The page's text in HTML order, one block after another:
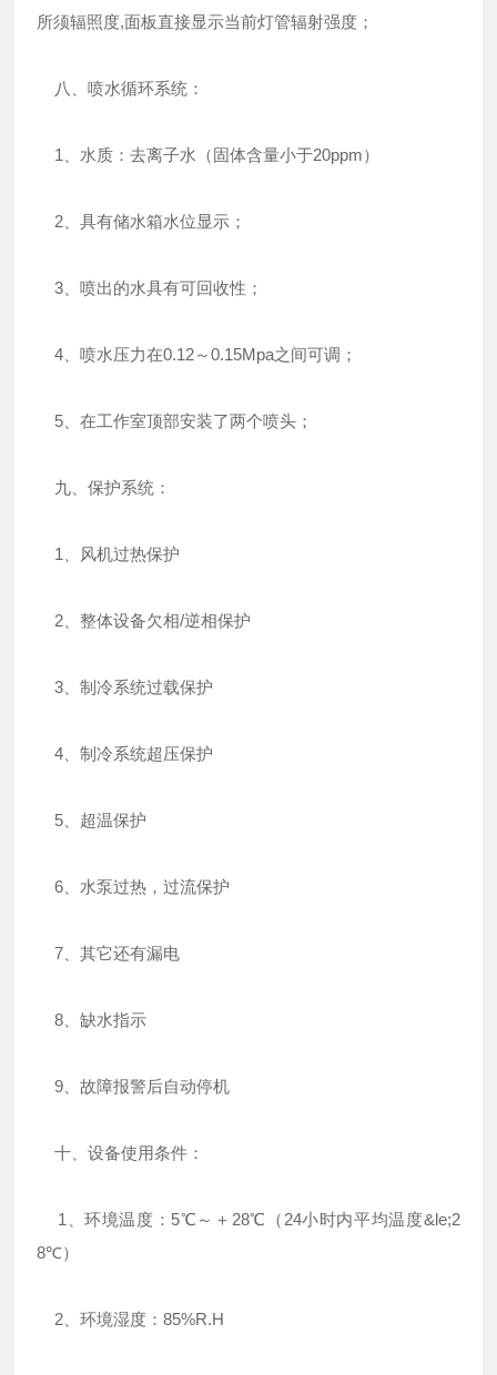
所须辐照度,面板直接显示当前灯管辐射强度；
八、喷水循环系统：
1、水质：去离子水（固体含量小于20ppm）
2、具有储水箱水位显示；
3、喷出的水具有可回收性；
4、喷水压力在0.12～0.15Mpa之间可调；
5、在工作室顶部安装了两个喷头；
九、保护系统：
1、风机过热保护
2、整体设备欠相/逆相保护
3、制冷系统过载保护
4、制冷系统超压保护
5、超温保护
6、水泵过热，过流保护
7、其它还有漏电
8、缺水指示
9、故障报警后自动停机
十、设备使用条件：
1、环境温度：5℃～＋28℃（24小时内平均温度&le;2
8℃）
2、环境湿度：85%R.H